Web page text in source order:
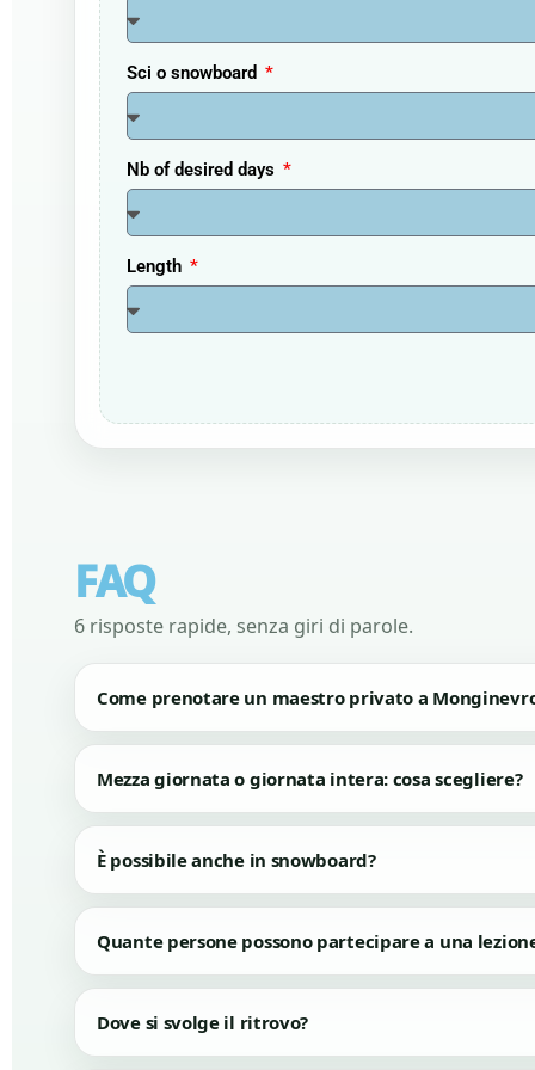
Sci o snowboard
Nb of desired days
Length
FAQ
6 risposte rapide, senza giri di parole.
Come prenotare un maestro privato a
Mezza giornata o giornata intera: cosa scegliere?
È possibile anche in snowboard?
Quante persone possono partecipare a una
Dove si svolge il ritrovo?